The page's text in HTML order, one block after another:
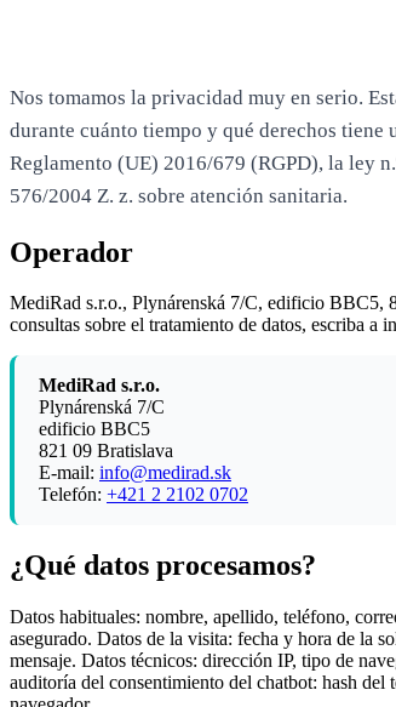
Nos tomamos la privacidad muy en serio.
durante cuánto tiempo y qué derechos
Reglamento (UE) 2016/679 (RGPD), la ley
576/2004 Z. z. sobre atención sanitaria.
Operador
MediRad s.r.o., Plynárenská 7/C, edificio BBC5,
consultas sobre el tratamiento de datos, escriba a
MediRad s.r.o.
Plynárenská 7/C
edificio BBC5
821 09 Bratislava
E-mail: info@medirad.sk
Telefón: +421 2 2102 0702
¿Qué datos procesamos?
Datos habituales: nombre, apellido, teléfono,
asegurado. Datos de la visita: fecha y hora de la
mensaje. Datos técnicos: dirección IP, tipo de
auditoría del consentimiento del chatbot: hash del